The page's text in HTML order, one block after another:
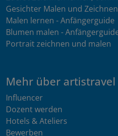
Gesichter Malen und
Malen lernen - Anfängerguide
Blumen malen -
Portrait zeichnen und malen
Mehr über artistravel
Influencer
Dozent werden
Hotels & Ateliers
Bewerben